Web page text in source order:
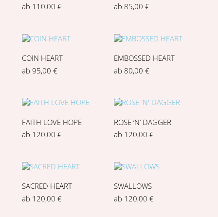
ab 110,00 € ab 85,00 €
COIN HEART
ab 95,00 €
EMBOSSED HEART
ab 80,00 €
FAITH LOVE HOPE
ab 120,00 €
ROSE ‘N’ DAGGER
ab 120,00 €
SACRED HEART
ab 120,00 €
SWALLOWS
ab 120,00 €